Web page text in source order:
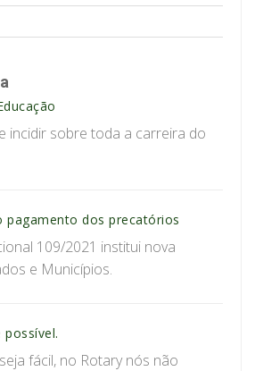
incidir sobre toda a carreira do
pagamento dos precatórios
109/2021 institui nova
e Municípios.
possível.
fácil, no Rotary nós não